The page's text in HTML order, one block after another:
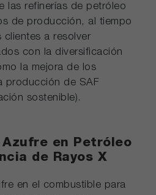
las refinerías de petróleo
de producción, al tiempo
clientes a resolver
con la diversificación
la mejora de los
producción de SAF
sostenible).
en Petróleo
de Rayos X
en el combustible para